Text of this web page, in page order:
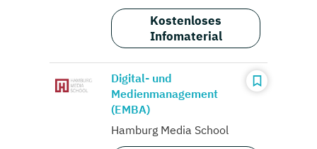
Kostenloses
Infomaterial
Digital- und
Medienmanagement
(EMBA)
Hamburg Media School